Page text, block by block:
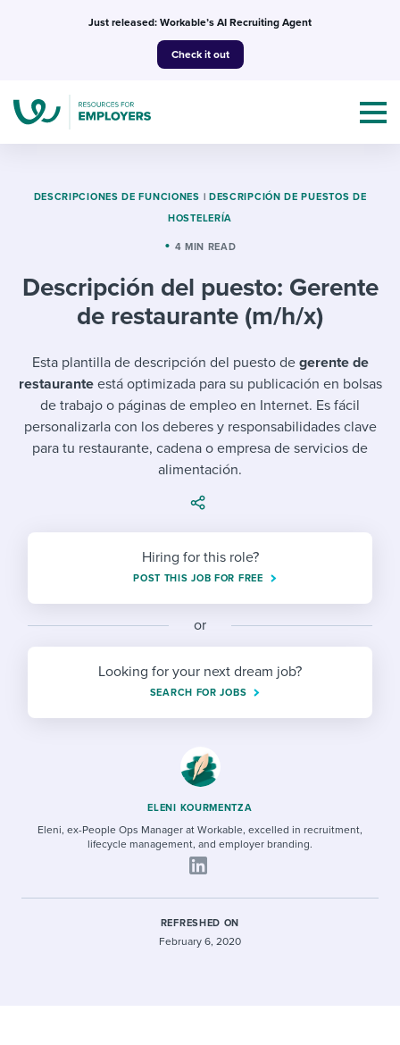
Just released: Workable’s AI Recruiting Agent
Check it out
Topics
Mobilizing AI in my work
Evaluating candidates
Working together with others
Ensuring compliance
Finding and attracting people
Establishing an employer brand
Digitizing work processes
Candidate/employee experiences
Templates & Guides
I WANT...
Job description templates
Interview question templates
Step-by-step tutorials
Free ebooks & reports
HR terms
Workable Academy
I’m a jobseeker
I WANT TO LEARN ABOUT...
Applying for a job
Career development
Modern working life
Attend webinars & events
Workable customer stories
Explore Workable
Start a free trial
DESCRIPCIONES DE FUNCIONES | DESCRIPCIÓN DE PUESTOS DE
HOSTELERÍA
4 MIN READ
Descripción del puesto: Gerente
de restaurante (m/h/x)
Esta plantilla de descripción del puesto degerente de
restauranteestá optimizada para su publicación en bolsas
de trabajo o páginas de empleo en Internet. Es fácil
personalizarla con los deberes y responsabilidades clave
para tu restaurante, cadena o empresa de servicios de
alimentación.
Hiring for this role?
POST THIS JOB FOR FREE
or
Looking for your next dream job?
SEARCH FOR JOBS
ELENI KOURMENTZA
Eleni, ex-People Ops Manager at Workable, excelled in recruitment,
lifecycle management, and employer branding.
REFRESHED ON
February 6, 2020